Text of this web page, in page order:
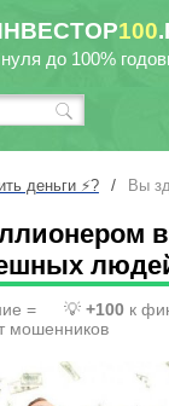
100
до 100%
деньги ⚡? / Вы
= 💡 +100к
мошенников